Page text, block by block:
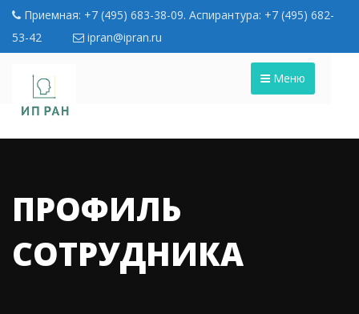
Приемная: +7 (495) 683-38-09. Аспирантура: +7 (495) 682-
53-42
ipran@ipran.ru
Меню
ПРОФИЛЬ
СОТРУДНИКА